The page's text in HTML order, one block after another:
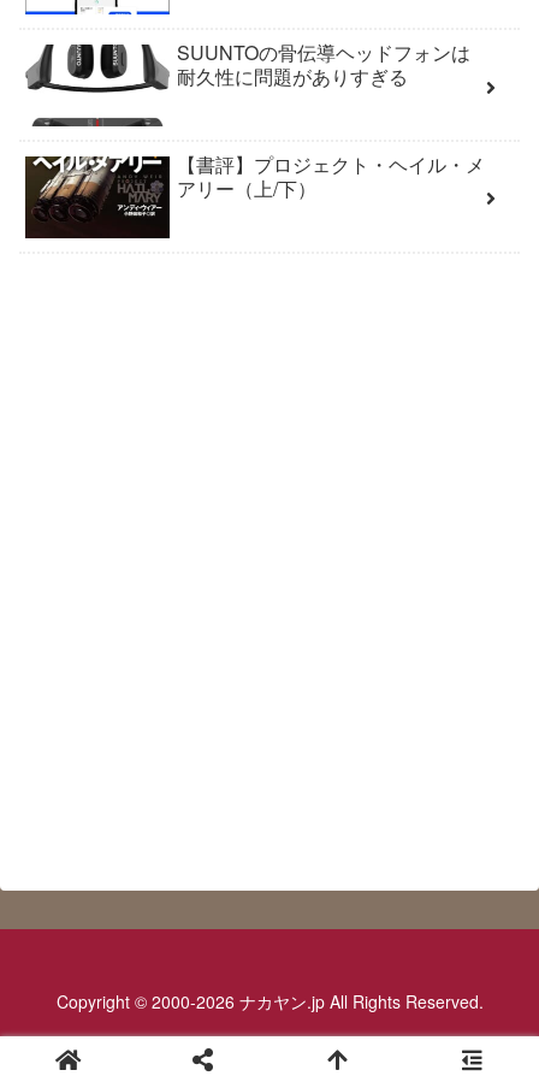
SUUNTOの骨伝導ヘッドフォンは
耐久性に問題がありすぎる
【書評】プロジェクト・ヘイル・メ
アリー（上/下）
Copyright © 2000-2026 ナカヤン.jp All Rights Reserved.